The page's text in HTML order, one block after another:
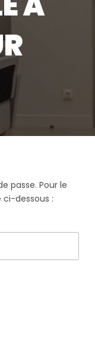
passe. Pour le
ci-dessous :